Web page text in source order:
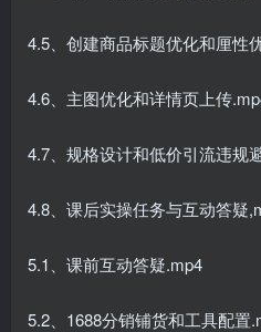
4.5、创建商品标题优化和厘性
4.6、主图优化和详情页上传
4.7、规格设计和低价引流违规
4.8、课后实操任务与互动答疑
5.1、课前互动答疑.mp4
5.2、1688分销铺货和工具配置